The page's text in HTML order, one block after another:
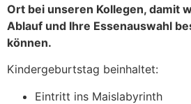
Ort bei unseren Kollegen, damit
Ablauf und Ihre Essenauswahl
können.
Kindergeburtstag beinhaltet:
Eintritt ins Maislabyrinth